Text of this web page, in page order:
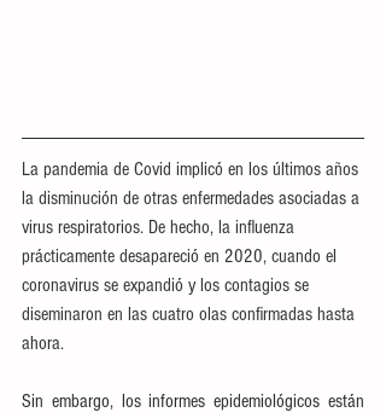
La pandemia de Covid implicó en los últimos años
la disminución de otras enfermedades asociadas a
virus respiratorios. De hecho, la influenza
prácticamente desapareció en 2020, cuando el
coronavirus se expandió y los contagios se
diseminaron en las cuatro olas confirmadas hasta
ahora.
Sin embargo, los informes epidemiológicos están